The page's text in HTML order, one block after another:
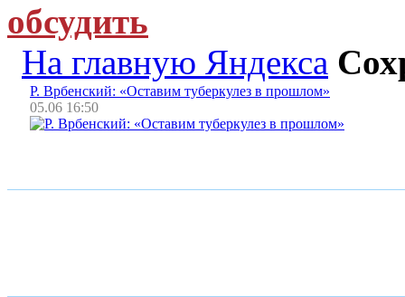
обсудить
На главную Яндекса
Р. Врбенский: «Оставим туберкулез в прошлом»
05.06 16:50